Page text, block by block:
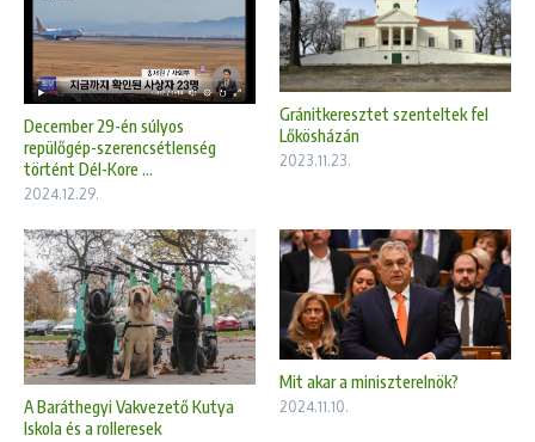
December 29-én súlyos
repülőgép-szerencsétlenség
történt Dél-Kore ...
2024.12.29.
Gránitkeresztet szenteltek fel
Lőkösházán
2023.11.23.
A Baráthegyi Vakvezető Kutya
Iskola és a rolleresek
Mit akar a miniszterelnök?
2024.11.10.